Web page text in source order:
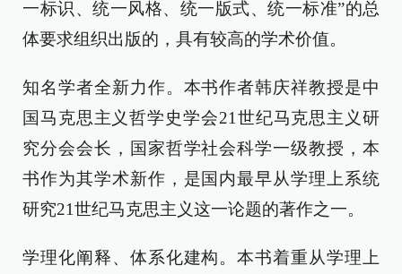
一标识、统一风格、统一版式、统一标准”的总
体要求组织出版的，具有较高的学术价值。
知名学者全新力作。本书作者韩庆祥教授是中
国马克思主义哲学史学会21世纪马克思主义研
究分会会长，国家哲学社会科学一级教授，本
书作为其学术新作，是国内最早从学理上系统
研究21世纪马克思主义这一论题的著作之一。
学理化阐释、体系化建构。本书着重从学理上